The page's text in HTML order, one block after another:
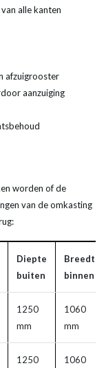
alle kanten
afzuigrooster
aanzuiging
worden of de
van de omkasting
Diepte
buiten
Breedte
binnen
1250
mm
1060
mm
1250 1060